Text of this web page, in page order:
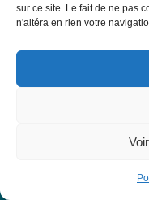
sur ce site. Le fait de ne pas
n'altéra en rien votre